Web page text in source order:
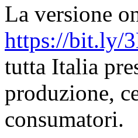
La versione
https://bit.ly/
tutta Italia
produzione,
consumatori.